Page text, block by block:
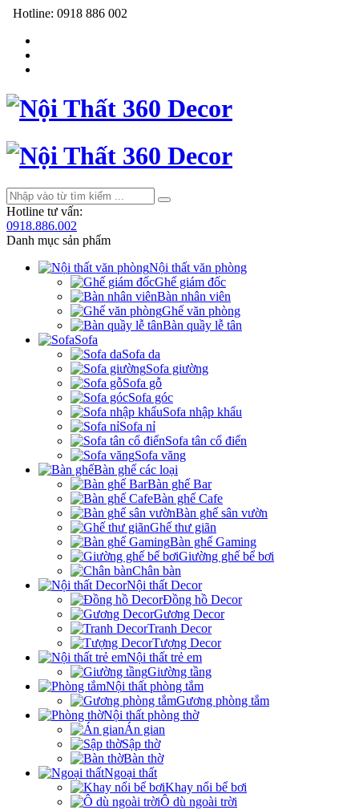
Hotline: 0918 886 002
Hotline tư vấn:
0918.886.002
Danh mục sản phẩm
Nội thất văn phòng
Ghế giám đốc
Bàn nhân viên
Ghế văn phòng
Bàn quầy lễ tân
Sofa
Sofa da
Sofa giường
Sofa gỗ
Sofa góc
Sofa nhập khẩu
Sofa nỉ
Sofa tân cổ điển
Sofa văng
Bàn ghế các loại
Bàn ghế Bar
Bàn ghế Cafe
Bàn ghế sân vườn
Ghế thư giãn
Bàn ghế Gaming
Giường ghế bể bơi
Chân bàn
Nội thất Decor
Đồng hồ Decor
Gương Decor
Tranh Decor
Tượng Decor
Nội thất trẻ em
Giường tầng
Nội thất phòng tắm
Gương phòng tắm
Nội thất phòng thờ
Án gian
Sập thờ
Bàn thờ
Ngoại thất
Khay nổi bể bơi
Ô dù ngoài trời